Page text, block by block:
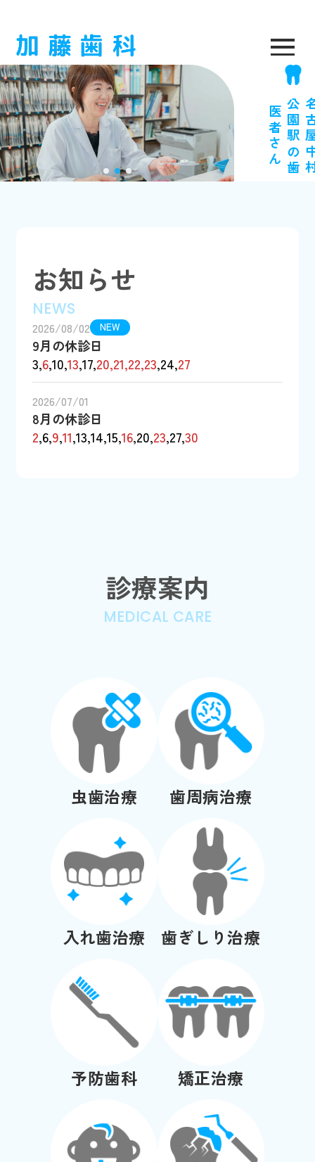
医
ん
お知らせ
NEWS
2026/08/02 NEW
9月の休診日
3,6,10,13,17,20,21,22,23,24,27
2026/07/01
8月の休診日
2,6,9,11,13,14,15,16,20,23,27,30
診療案内
MEDICAL CARE
虫歯治療 歯周病治療
入れ歯治療 歯ぎしり治療
予防歯科 矯正治療